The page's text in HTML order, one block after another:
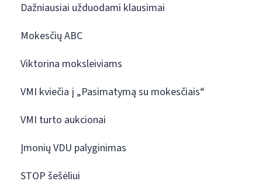
Dažniausiai užduodami klausimai
Mokesčių ABC
Viktorina moksleiviams
VMI kviečia į „Pasimatymą su mokesčiais“
VMI turto aukcionai
Įmonių VDU palyginimas
STOP šešėliui